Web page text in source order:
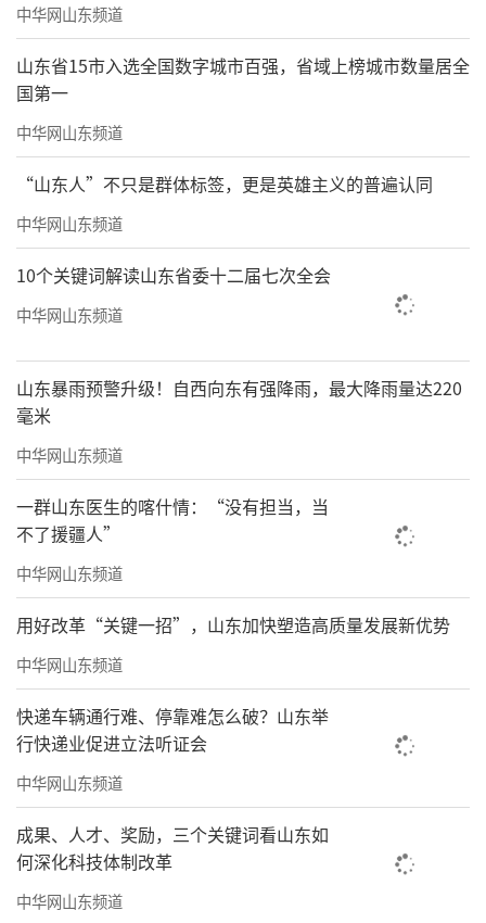
展望蓝色未来，新质生产力驱动高质量发
展
值得一提的是，本次展览不仅是对山东海
洋发展成就的回顾，更着眼于未来，清晰展示
了山东培育海洋新质生产力的布局。“琅
琊”“问海”等海洋人工智能大模型、海洋元
宇宙、深海高端装备、大型海上风电及光伏基
地模型等，清晰勾勒出山东正在培育的海洋新
质生产力发展蓝图。如今，山东正以科技创新
为引领，从传统的“耕海牧渔”迈向智慧
的“经略深蓝”，奋力谱写高质量发展的“蓝
中华网山东频道
山东省15市入选全国数字城市百强，省域上榜城市数量居全
国第一
中华网山东频道
“山东人”不只是群体标签，更是英雄主义的普遍认同
中华网山东频道
10个关键词解读山东省委十二届七次全会
中华网山东频道
山东暴雨预警升级！自西向东有强降雨，最大降雨量达220
毫米
中华网山东频道
一群山东医生的喀什情：“没有担当，当
不了援疆人”
中华网山东频道
用好改革“关键一招”，山东加快塑造高质量发展新优势
中华网山东频道
快递车辆通行难、停靠难怎么破？山东举
行快递业促进立法听证会
中华网山东频道
成果、人才、奖励，三个关键词看山东如
何深化科技体制改革
中华网山东频道